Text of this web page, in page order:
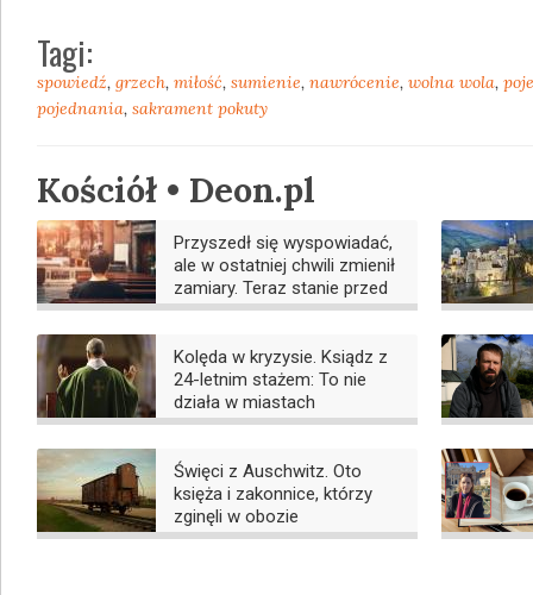
Tagi:
spowiedź, grzech, miłość, sumienie, nawrócenie, wolna wola,
pojednania, sakrament pokuty
Kościół • Deon.pl
Przyszedł się wyspowiadać,
ale w ostatniej chwili zmienił
zamiary. Teraz stanie przed
sądem
Kolęda w kryzysie. Ksiądz z
24-letnim stażem: To nie
działa w miastach
Święci z Auschwitz. Oto
księża i zakonnice, którzy
zginęli w obozie